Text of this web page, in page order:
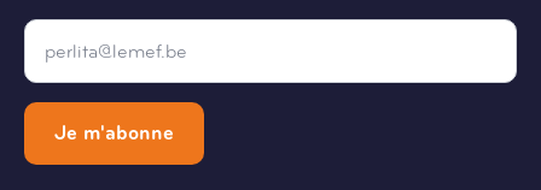
Email
Je m'abonne